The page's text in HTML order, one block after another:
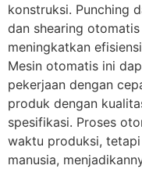
konstruksi. Punching
dan shearing
meningkatkan
Mesin otomatis ini
pekerjaan dengan
produk dengan
spesifikasi. Proses
waktu produksi,
manusia,